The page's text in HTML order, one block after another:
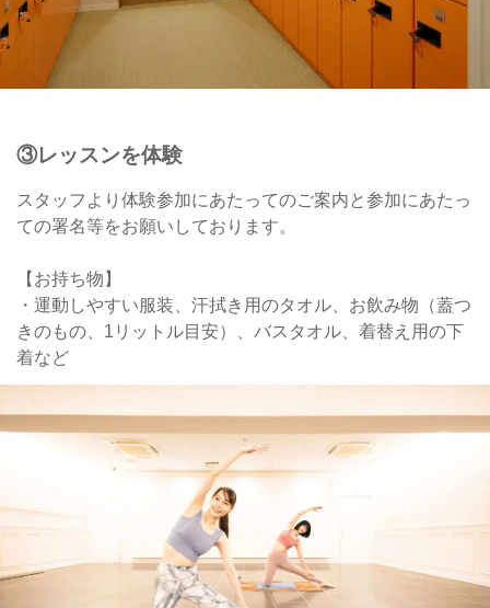
③レッスンを体験
スタッフより体験参加にあたってのご案内と参加にあたっ
ての署名等をお願いしております。
【お持ち物】
・運動しやすい服装、汗拭き用のタオル、お飲み物（蓋つ
きのもの、1リットル目安）、バスタオル、着替え用の下
着など